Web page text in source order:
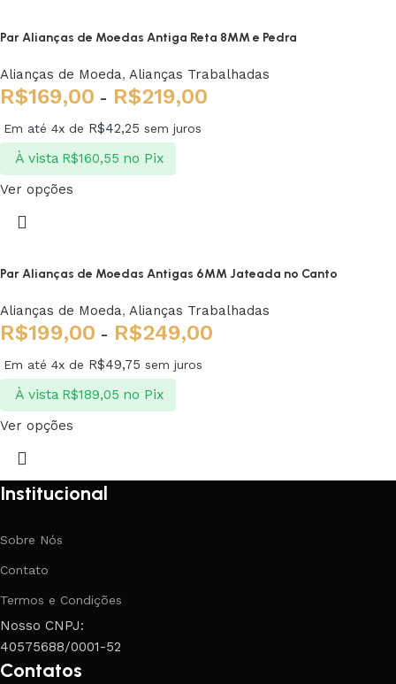
Par Alianças de Moedas Antiga Reta 8MM e Pedra
Alianças de Moeda, Alianças Trabalhadas
R$169,00 - R$219,00
Em até 4x de R$42,25 sem juros
À vista R$160,55 no Pix
Ver opções
Par Alianças de Moedas Antigas 6MM Jateada no Canto
Alianças de Moeda, Alianças Trabalhadas
R$199,00 - R$249,00
Em até 4x de R$49,75 sem juros
À vista R$189,05 no Pix
Ver opções
Institucional
Sobre Nós
Contato
Termos e Condições
Nosso CNPJ:
40575688/0001-52
Contatos